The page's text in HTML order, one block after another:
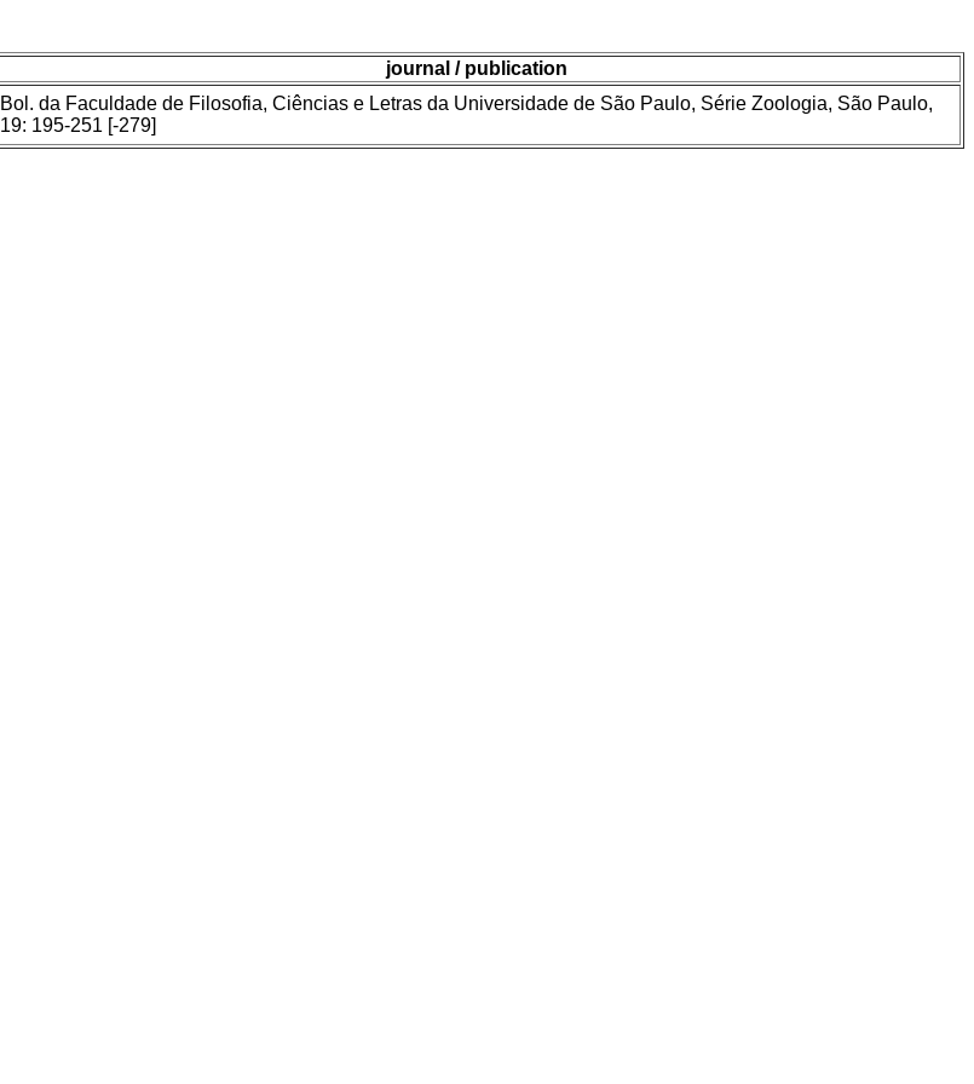
journal / publication
Bol. da Faculdade de Filosofia, Ciências e Letras da Universidade de São Paulo, Série Zoologia, São Paulo,
19: 195-251 [-279]